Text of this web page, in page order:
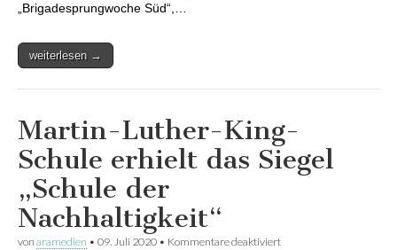
„Brigadesprungwoche Süd“,…
weiterlesen →
Martin-Luther-King-
Schule erhielt das Siegel
„Schule der
Nachhaltigkeit“
von aramedien • 09. Juli 2020 • Kommentare deaktiviert